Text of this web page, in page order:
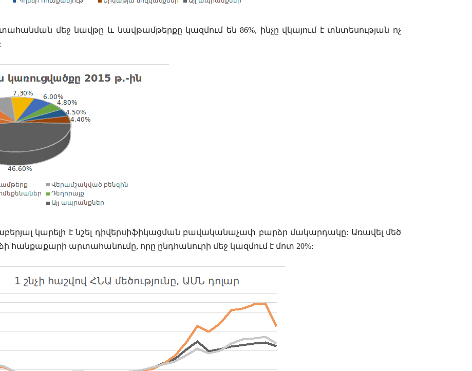
մեջնավթը և նավթամթերքը կազմում են 86%, ինչը վկայում է տնտեսության ոչ
:
կարելի է նշել դիվերսիֆիկացման բավականաչափ բարձր մակարդակը: Առավել մեծ
հանքաքարի արտահանումը, որը ընդհանուրի մեջ կազմում է մոտ 20%: